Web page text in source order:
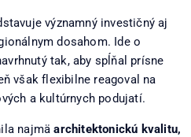
významný investičný aj
dosahom. Ide o
tak, aby spĺňal prísne
však flexibilne reagoval na
a kultúrnych podujatí.
najmäarchitektonickú kvalitu,